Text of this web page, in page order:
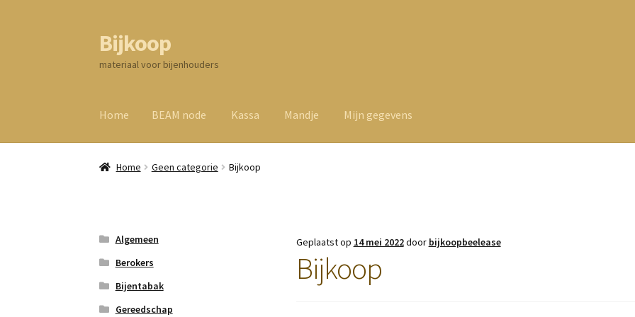
Ga
door
naar
Ga
direct
naar
inhoud
Bijkoop
materiaal voor bijenhouders
Home BEAM node Kassa Mandje Mijn gegevens
Home Geen categorie Bijkoop
Geplaatst op 14 mei 2022door bijkoopbeelease
Bijkoop
Algemeen
Berokers
Bijentabak
Gereedschap